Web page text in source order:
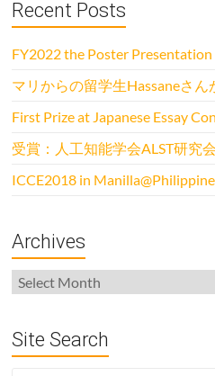
Recent Posts
FY2022 the Poster Presentation
マリからの留学生Hassaneさ
First Prize at Japanese Essay
受賞：人工知能学会ALST研究
ICCE2018 in
Archives
Archives
Site Search